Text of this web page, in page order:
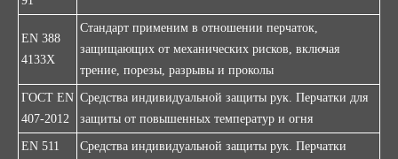
EN 388
4133X
Стандарт применим в отношении перчаток,
защищающих от механических рисков, включая
трение, порезы, разрывы и проколы
ГОСТ EN
407-2012
Средства индивидуальной защиты рук. Перчатки для
защиты от повышенных температур и огня
EN 511
Средства индивидуальной защиты рук. Перчатки